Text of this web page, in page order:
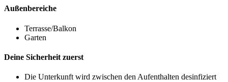
Außenbereiche
Terrasse/Balkon
Garten
Deine Sicherheit zuerst
Die Unterkunft wird zwischen den Aufenthalten desinfiziert